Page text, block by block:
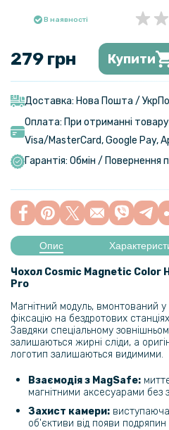
В наявності
279 грн Купити
Доставка: Нова Пошта /
Оплата: При отриманні
Visa/MasterСard, Google Pay,
Гарантія: Обмін / Повернення
Опис
Чохол Cosmic Magnetic Color
Pro
Магнітний модуль, вмонтований у
фіксацію на бездротових
Завдяки спеціальному
залишаються жирні сліди, а
логотип залишаються видимими.
Взаємодія з MagSafe:
магнітними аксесуарами без
Захист камери:
об'єктиви від появи